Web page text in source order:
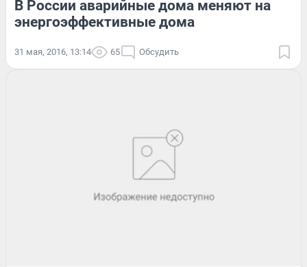
В России аварийные дома меняют на
энергоэффективные дома
31 мая, 2016, 13:14 65 Обсудить